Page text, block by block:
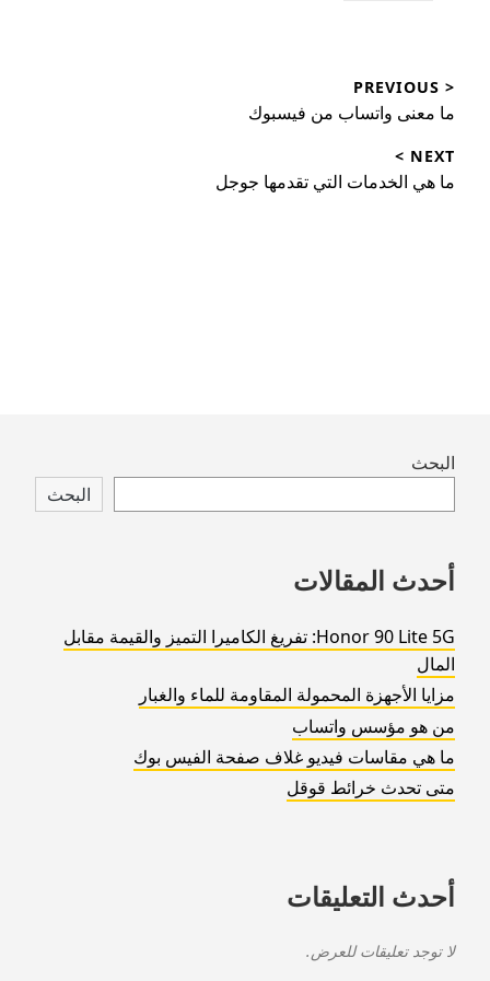
المقالات
< PREVIOUS
Previous
ما معنى واتساب من فيسبوك
NEXT >
Next
ما هي الخدمات التي تقدمها جوجل
Skip
footer
البحث
البحث
أحدث المقالات
Honor 90 Lite 5G: تفريغ الكاميرا التميز والقيمة مقابل
المال
مزايا الأجهزة المحمولة المقاومة للماء والغبار
من هو مؤسس واتساب
ما هي مقاسات فيديو غلاف صفحة الفيس بوك
متى تحدث خرائط قوقل
أحدث التعليقات
لا توجد تعليقات للعرض.